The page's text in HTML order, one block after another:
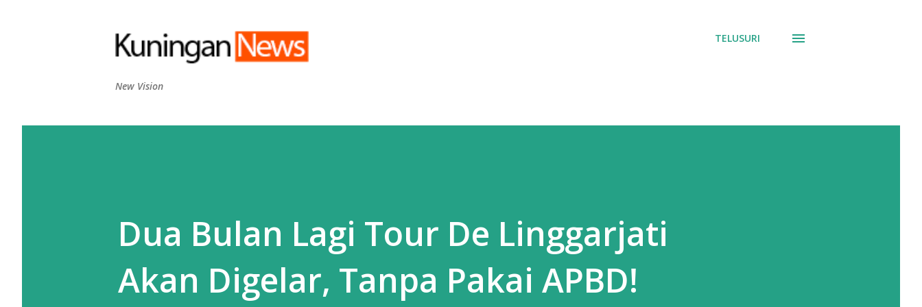
New Vision
TELUSURI
Dua Bulan Lagi Tour De Linggarjati
Akan Digelar, Tanpa Pakai APBD!